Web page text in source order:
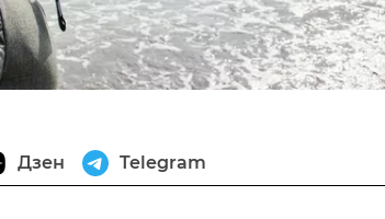
Дзен Telegram